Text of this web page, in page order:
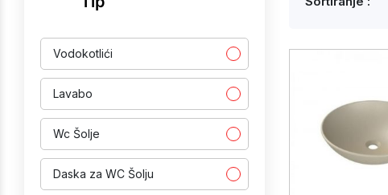
Vodokotlići
Lavabo
Wc Šolje
Daska za WC Šolju